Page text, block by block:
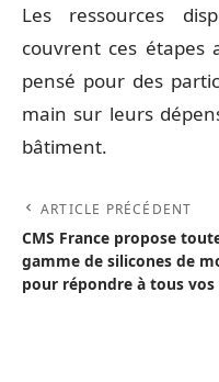
Les ressources
couvrent ces étapes
pensé pour des
main sur leurs
bâtiment.
ARTICLE PRÉCÉDENT
CMS France propose
gamme de silicones de
pour répondre à tous vos